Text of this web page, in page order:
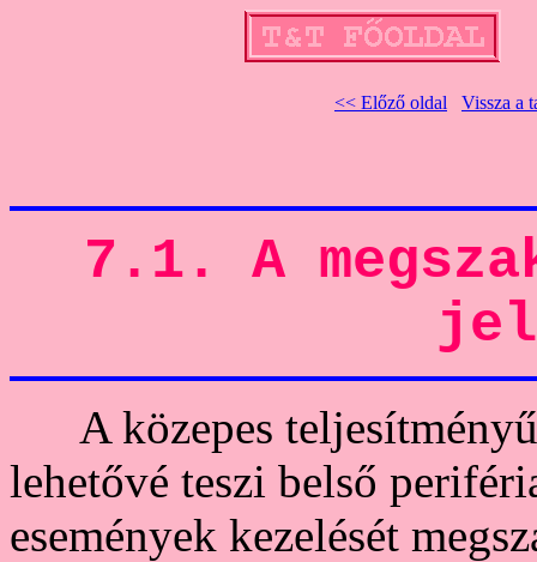
<< Előző oldal Vissza a
7.1. A
A közepes
lehetővé teszi belső
események kezelését